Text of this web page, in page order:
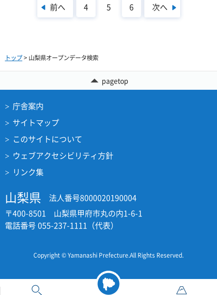
前へ 4 5 6 次へ
トップ> 山梨県オープンデータ検索
pagetop
庁舎案内
サイトマップ
このサイトについて
ウェブアクセシビリティ方針
リンク集
山梨県
法人番号8000020190004
〒400-8501 山梨県甲府市丸の内1-6-1
電話番号 055-237-1111（代表）
Copyright © Yamanashi Prefecture.All Rights Reserved.